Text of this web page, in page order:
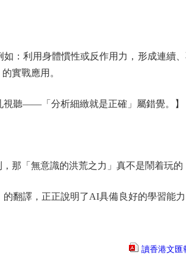
：利用身體慣性或反作用力，形成連續
實戰應用。
聽——「分析細緻就是正確」屬錯覺。】
「無意識的洪荒之力」真不是鬧着玩的
翻譯，正正說明了AI具備良好的學習能
讀香港文匯